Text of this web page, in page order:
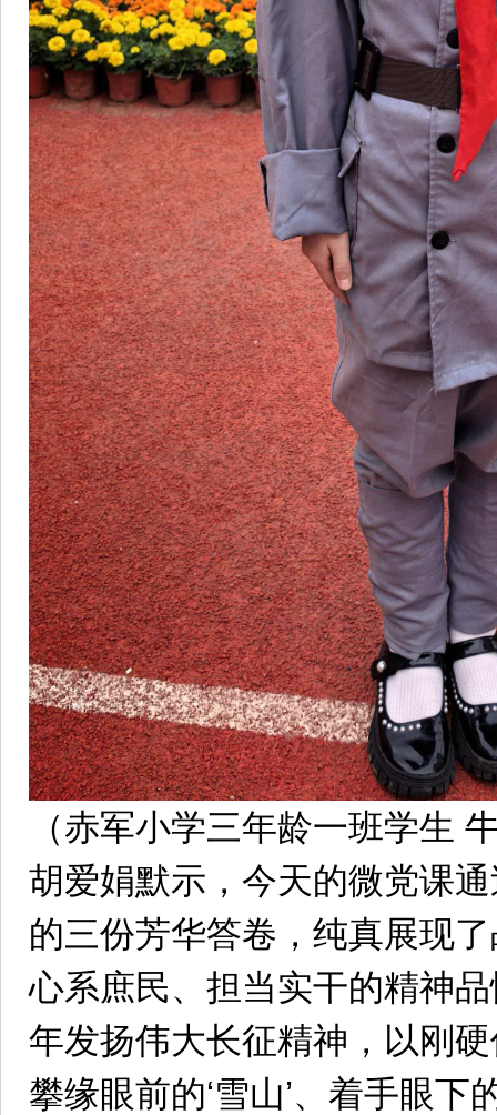
（赤军小学三年龄一班学生
胡爱娟默示，今天的微党课
的三份芳华答卷，纯真展现
心系庶民、担当实干的精神
年发扬伟大长征精神，以刚
攀缘眼前的‘雪山’、着手眼下